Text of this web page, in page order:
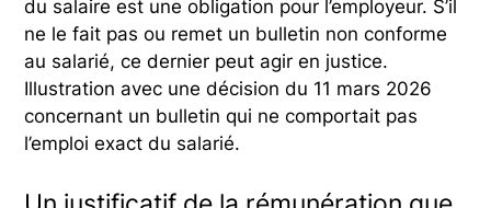
du salaire est une obligation pour l’employeur. S’il
ne le fait pas ou remet un bulletin non conforme
au salarié, ce dernier peut agir en justice.
Illustration avec une décision du 11 mars 2026
concernant un bulletin qui ne comportait pas
l’emploi exact du salarié.